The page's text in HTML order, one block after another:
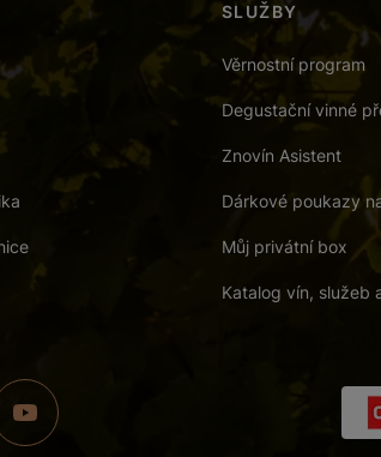
SLUŽBY
Věrnostní program
Degustační vinné
Znovín Asistent
Dárkové poukazy
Můj privátní box
Katalog vín, služeb